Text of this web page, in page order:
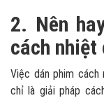
2. Nên
cách nhiệt
Việc dán phim
chỉ là giải pháp